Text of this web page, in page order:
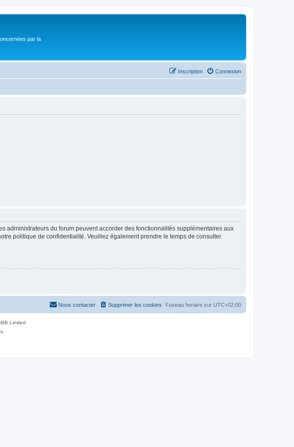
par la
Connexion
Inscription
administrateurs du forum peuvent accorder des fonctionnalités supplémentaires aux
politique de confidentialité. Veuillez également prendre le temps de consulter
Fuseau horaire sur UTC+02:00
Supprimer les cookies
Nous contacter
Limited